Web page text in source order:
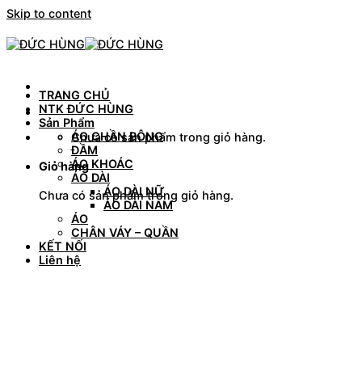
Skip to content
Chưa có sản phẩm trong giỏ hàng.
Giỏ hàng
Chưa có sản phẩm trong giỏ hàng.
TRANG CHỦ
NTK ĐỨC HÙNG
Sản Phẩm
ÁO CHẦN BÔNG
ĐẦM
ÁO KHOÁC
ÁO DÀI
ÁO DÀI NỮ
ÁO DÀI NAM
ÁO
CHÂN VÁY – QUẦN
KẾT NỐI
Liên hệ